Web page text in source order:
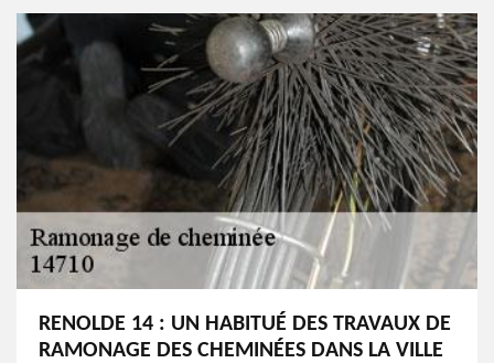
RENOLDE 14 : UN HABITUÉ DES TRAVAUX DE
RAMONAGE DES CHEMINÉES DANS LA VILLE